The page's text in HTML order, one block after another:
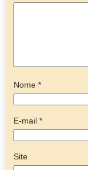
Nome *
E-mail *
Site